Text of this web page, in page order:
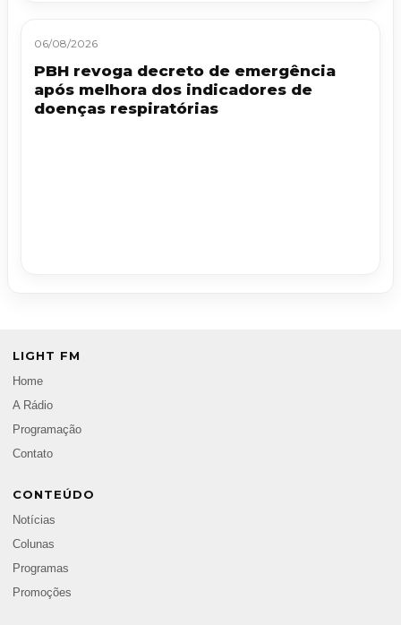
06/08/2026
PBH revoga decreto de emergência
após melhora dos indicadores de
doenças respiratórias
LIGHT FM
Home
A Rádio
Programação
Contato
CONTEÚDO
Notícias
Colunas
Programas
Promoções